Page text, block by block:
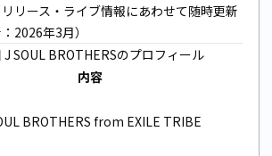
リース・ライブ情報にあわせて随時更新
2026年3月）
J SOUL BROTHERSのプロフィール
内容
BROTHERS from EXILE TRIBE